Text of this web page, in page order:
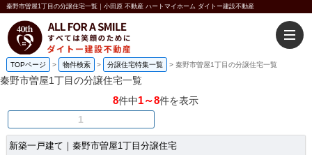
秦野市曽屋1丁目の分譲住宅一覧｜小田原 不動産 ハートマイホーム ダイトー建設不動産
TOPページ > 物件検索 > 分譲住宅特集一覧 > 秦野市曽屋1丁目の分譲住宅一覧
秦野市曽屋1丁目の分譲住宅一覧
8件中1～8件を表示
1
新築一戸建て｜秦野市曽屋1丁目分譲住宅